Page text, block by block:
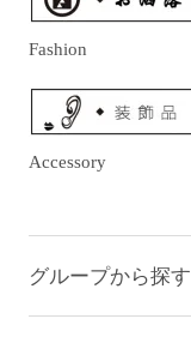
Fashion
Accessory
グループから探す